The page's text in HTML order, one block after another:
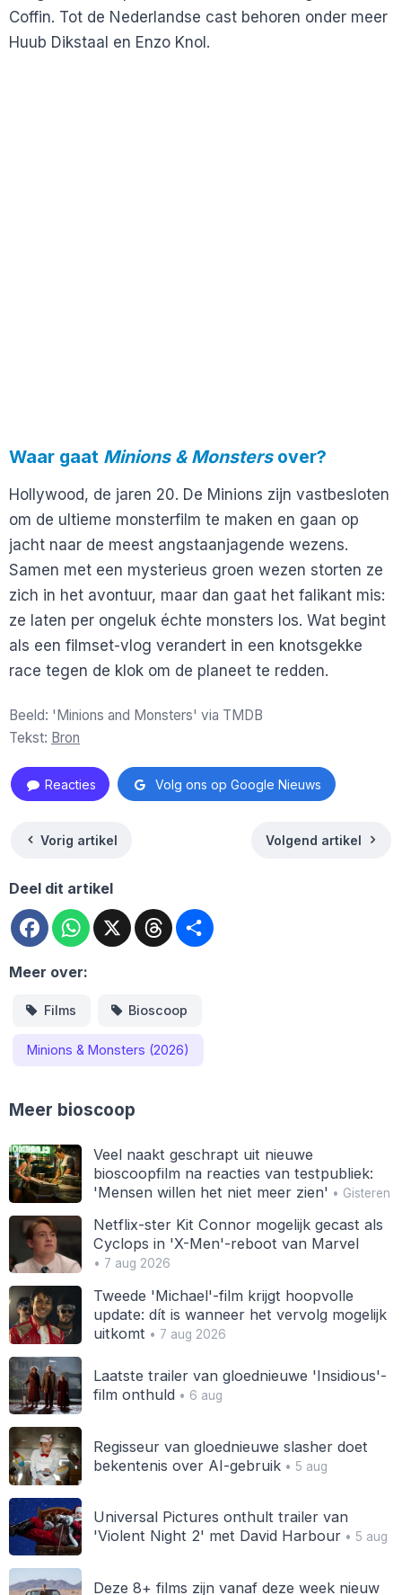
Coffin. Tot de Nederlandse cast behoren onder meer
Huub Dikstaal en Enzo Knol.
Waar gaat Minions & Monstersover?
Hollywood, de jaren 20. De Minions zijn vastbesloten
om de ultieme monsterfilm te maken en gaan op
jacht naar de meest angstaanjagende wezens.
Samen met een mysterieus groen wezen storten ze
zich in het avontuur, maar dan gaat het falikant mis:
ze laten per ongeluk échte monsters los. Wat begint
als een filmset-vlog verandert in een knotsgekke
race tegen de klok om de planeet te redden.
Beeld: 'Minions and Monsters' via TMDB
Tekst: Bron
Reacties Volg ons op Google Nieuws
Vorig artikel Volgend artikel
Deel dit artikel
FacebookWhatsApp
X Threads
Meer over:
Films Bioscoop
Minions & Monsters (2026)
Meer bioscoop
Veel naakt geschrapt uit nieuwe
bioscoopfilm na reacties van testpubliek:
'Mensen willen het niet meer zien' • Gisteren
Netflix-ster Kit Connor mogelijk gecast als
Cyclops in 'X-Men'-reboot van Marvel
• 7 aug 2026
Tweede 'Michael'-film krijgt hoopvolle
update: dít is wanneer het vervolg mogelijk
uitkomt • 7 aug 2026
Laatste trailer van gloednieuwe 'Insidious'-
film onthuld • 6 aug
Regisseur van gloednieuwe slasher doet
bekentenis over AI-gebruik• 5 aug
Universal Pictures onthult trailer van
'Violent Night 2' met David Harbour• 5 aug
Deze 8+ films zijn vanaf deze week nieuw